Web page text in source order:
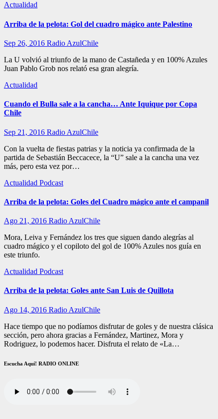
Actualidad
Arriba de la pelota: Gol del cuadro mágico ante Palestino
Sep 26, 2016 Radio AzulChile
La U volvió al triunfo de la mano de Castañeda y en 100% Azules
Juan Pablo Grob nos relató esa gran alegría.
Actualidad
Cuando el Bulla sale a la cancha… Ante Iquique por Copa
Chile
Sep 21, 2016 Radio AzulChile
Con la vuelta de fiestas patrias y la noticia ya confirmada de la
partida de Sebastián Beccacece, la “U” sale a la cancha una vez
más, pero esta vez por…
Actualidad Podcast
Arriba de la pelota: Goles del Cuadro mágico ante el campanil
Ago 21, 2016 Radio AzulChile
Mora, Leiva y Fernández los tres que siguen dando alegrías al
cuadro mágico y el copiloto del gol de 100% Azules nos guía en
este triunfo.
Actualidad Podcast
Arriba de la pelota: Goles ante San Luis de Quillota
Ago 14, 2016 Radio AzulChile
Hace tiempo que no podíamos disfrutar de goles y de nuestra clásica
sección, pero ahora gracias a Fernández, Martinez, Mora y
Rodriguez, lo podemos hacer. Disfruta el relato de «La…
Escucha Aquí! RADIO ONLINE